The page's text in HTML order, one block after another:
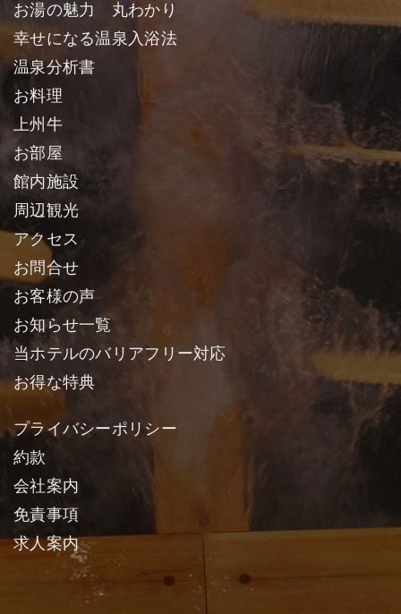
お湯の魅力 丸わかり
幸せになる温泉入浴法
温泉分析書
お料理
上州牛
お部屋
館内施設
周辺観光
アクセス
お問合せ
お客様の声
お知らせ一覧
当ホテルのバリアフリー対応
お得な特典
プライバシーポリシー
約款
会社案内
免責事項
求人案内